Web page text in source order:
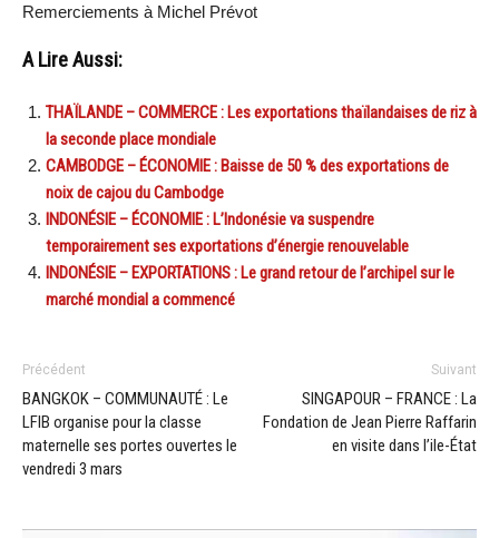
Remerciements à Michel Prévot
A Lire Aussi:
THAÏLANDE – COMMERCE : Les exportations thaïlandaises de riz à
la seconde place mondiale
CAMBODGE – ÉCONOMIE : Baisse de 50 % des exportations de
noix de cajou du Cambodge
INDONÉSIE – ÉCONOMIE : L’Indonésie va suspendre
temporairement ses exportations d’énergie renouvelable
INDONÉSIE – EXPORTATIONS : Le grand retour de l’archipel sur le
marché mondial a commencé
Précédent
BANGKOK – COMMUNAUTÉ : Le
LFIB organise pour la classe
maternelle ses portes ouvertes le
vendredi 3 mars
Suivant
SINGAPOUR – FRANCE : La
Fondation de Jean Pierre Raffarin
en visite dans l’ile-État